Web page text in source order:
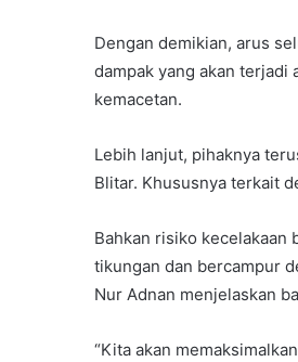
Dengan demikian, arus
dampak yang akan terjadi
kemacetan.
Lebih lanjut, pihaknya
Blitar. Khususnya terkait
Bahkan risiko kecelakaan
tikungan dan bercampur
Nur Adnan menjelaskan
“Kita akan